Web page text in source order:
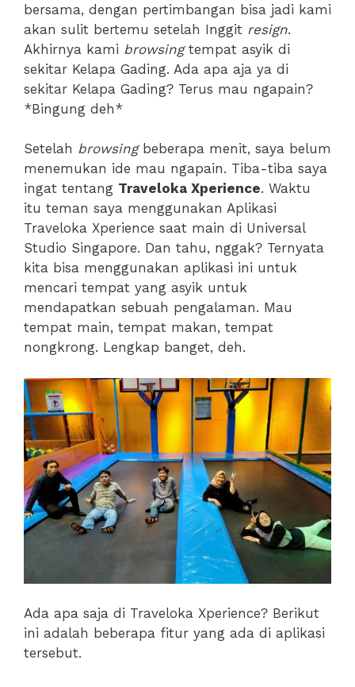
bersama, dengan pertimbangan bisa jadi kami
akan sulit bertemu setelah Inggit resign.
Akhirnya kami browsingtempat asyik di
sekitar Kelapa Gading. Ada apa aja ya di
sekitar Kelapa Gading? Terus mau ngapain?
*Bingung deh*
Setelah browsingbeberapa menit, saya belum
menemukan ide mau ngapain. Tiba-tiba saya
ingat tentang Traveloka Xperience. Waktu
itu teman saya menggunakan Aplikasi
Traveloka Xperience saat main di Universal
Studio Singapore. Dan tahu, nggak? Ternyata
kita bisa menggunakan aplikasi ini untuk
mencari tempat yang asyik untuk
mendapatkan sebuah pengalaman. Mau
tempat main, tempat makan, tempat
nongkrong. Lengkap banget, deh.
Ada apa saja di Traveloka Xperience? Berikut
ini adalah beberapa fitur yang ada di aplikasi
tersebut.